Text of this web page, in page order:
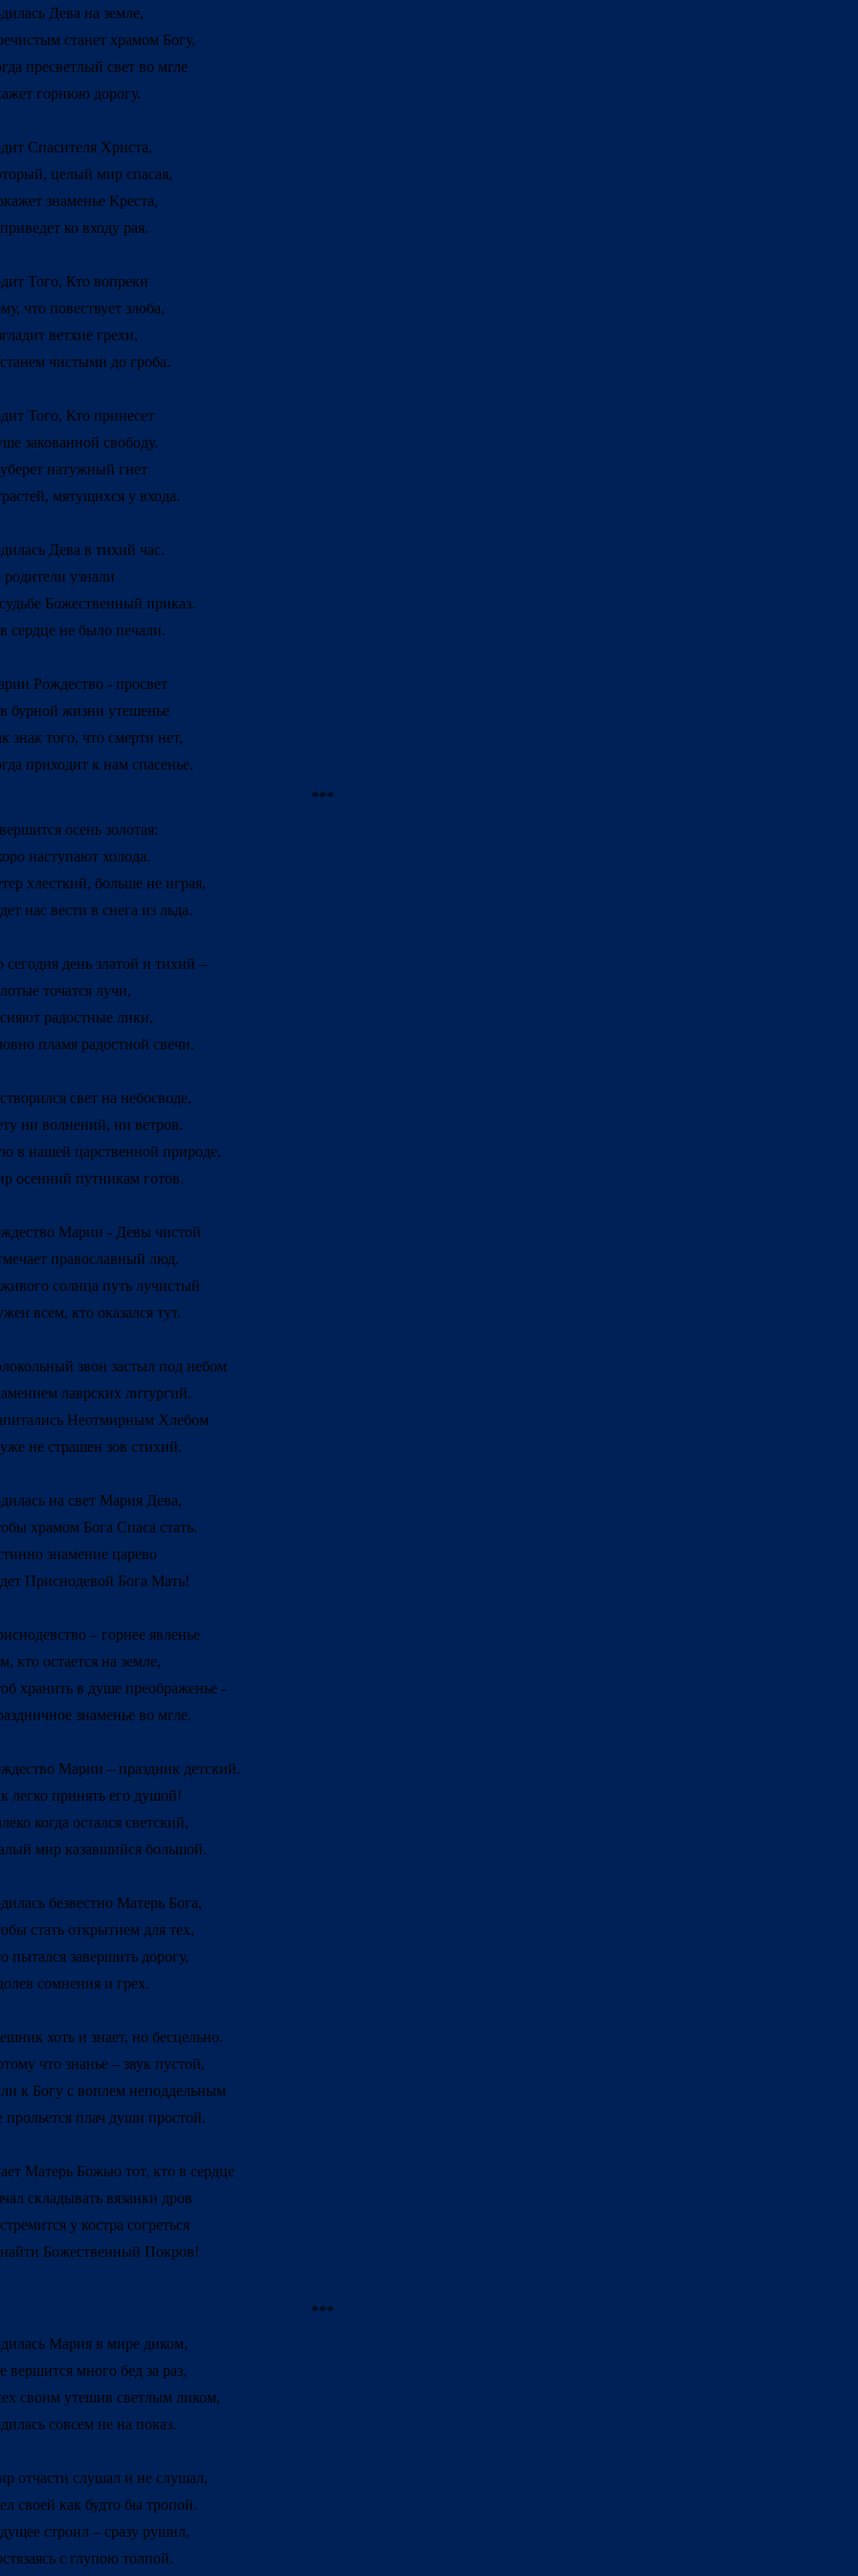
Дева на земле,
станет храмом Богу,
пресветлый свет во мгле
горнюю дорогу.
Спасителя Христа,
целый мир спасая,
знаменье Креста,
ко входу рая.
Того, Кто вопреки
что повествует злоба,
ветхие грехи,
чистыми до гроба.
Того, Кто принесет
закованной свободу.
натужный гнет
мятущихся у входа.
Дева в тихий час.
родители узнали
Божественный приказ.
сердце не было печали.
Рождество - просвет
бурной жизни утешенье
знак того, что смерти нет,
приходит к нам спасенье.
***
осень золотая:
наступают холода.
хлесткий, больше не играя,
нас вести в снега из льда.
сегодня день златой и тихий –
точатся лучи,
радостные лики,
пламя радостной свечи.
свет на небосводе,
ни волнений, ни ветров.
в нашей царственной природе,
осенний путникам готов.
Марии - Девы чистой
православный люд.
солнца путь лучистый
всем, кто оказался тут.
звон застыл под небом
лаврских литургий.
Неотмирным Хлебом
не страшен зов стихий.
на свет Мария Дева,
храмом Бога Спаса стать.
знамение царево
Приснодевой Бога Мать!
– горнее явленье
кто остается на земле,
хранить в душе преображенье -
знаменье во мгле.
Марии – праздник детский.
легко принять его душой!
когда остался светский,
мир казавшийся большой.
безвестно Матерь Бога,
стать открытием для тех,
пытался завершить дорогу,
сомнения и грех.
хоть и знает, но бесцельно.
что знанье – звук пустой,
к Богу с воплем неподдельным
прольется плач души простой.
Матерь Божью тот, кто в сердце
складывать вязанки дров
у костра согреться
Божественный Покров!
***
Мария в мире диком,
вершится много бед за раз,
своим утешив светлым ликом,
совсем не на показ.
отчасти слушал и не слушал,
своей как будто бы тропой.
строил – сразу рушил,
с глупою толпой.